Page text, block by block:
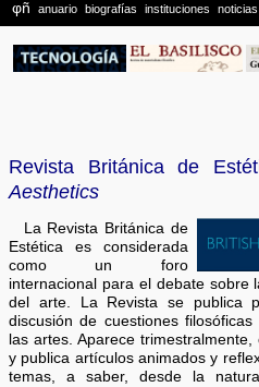
Revista Británica de
Aesthetics
La Revista Británica de
Estética es considerada
como un foro
internacional para el debate sobre
del arte. La Revista se publica
discusión de cuestiones
las artes. Aparece
y publica artículos animados y
temas, a saber, desde la